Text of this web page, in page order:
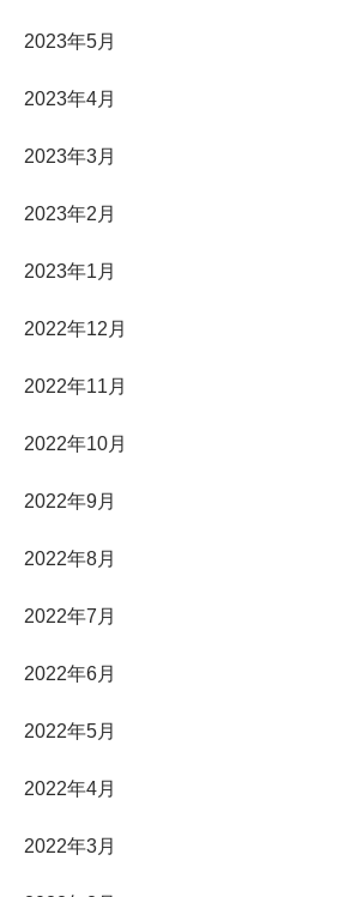
2023年5月
2023年4月
2023年3月
2023年2月
2023年1月
2022年12月
2022年11月
2022年10月
2022年9月
2022年8月
2022年7月
2022年6月
2022年5月
2022年4月
2022年3月